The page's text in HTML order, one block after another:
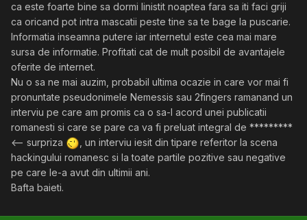
ca este foarte bine sa dormi linistit noaptea fara sa iti faci griji
ca oricand pot intra mascatii peste tine sa te bage la puscarie.
Informatia inseamna putere iar internetul este cea mai mare
sursa de informatie. Profitati cat de mult posibil de avantajele
oferite de internet.
Nu o sa ne mai auzim, probabil ultima ocazie in care vor mai fi
pronuntate pseudonimele Nemessis sau 2fingers ramanand un
interviu pe care am promis ca o sa-l acord unei publicatii
romanesti si care se pare ca va fi preluat integral de *********
<-- surpriza
, un interviu iesit din tipare referitor la scena
hackingului romanesc si la toate partile pozitive sau negative
pe care le-a avut din ultimii ani.
Bafta baieti.